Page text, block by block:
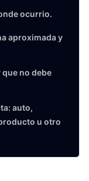
ocurrio.
aproximada y
no debe
auto,
u otro